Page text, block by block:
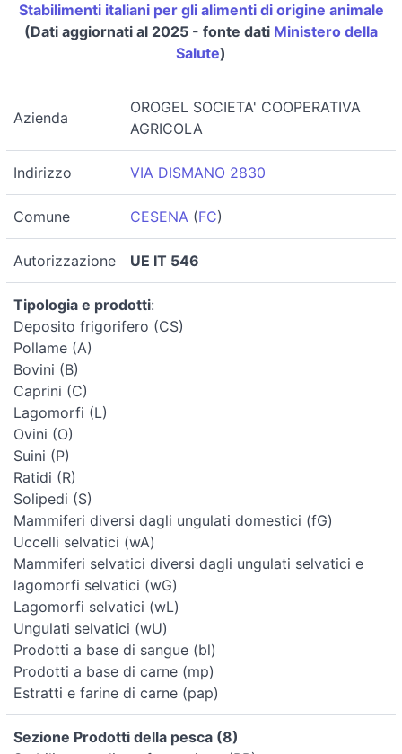
Stabilimenti italiani per gli alimenti di origine animale
(Dati aggiornati al 2025 - fonte dati Ministero della
Salute)
Azienda
OROGEL SOCIETA' COOPERATIVA
AGRICOLA
Indirizzo VIA DISMANO 2830
Comune CESENA (FC)
Autorizzazione UE IT 546
Tipologia e prodotti:
Deposito frigorifero (CS)
Pollame (A)
Bovini (B)
Caprini (C)
Lagomorfi (L)
Ovini (O)
Suini (P)
Ratidi (R)
Solipedi (S)
Mammiferi diversi dagli ungulati domestici (fG)
Uccelli selvatici (wA)
Mammiferi selvatici diversi dagli ungulati selvatici e
lagomorfi selvatici (wG)
Lagomorfi selvatici (wL)
Ungulati selvatici (wU)
Prodotti a base di sangue (bl)
Prodotti a base di carne (mp)
Estratti e farine di carne (pap)
Sezione Prodotti della pesca (8)